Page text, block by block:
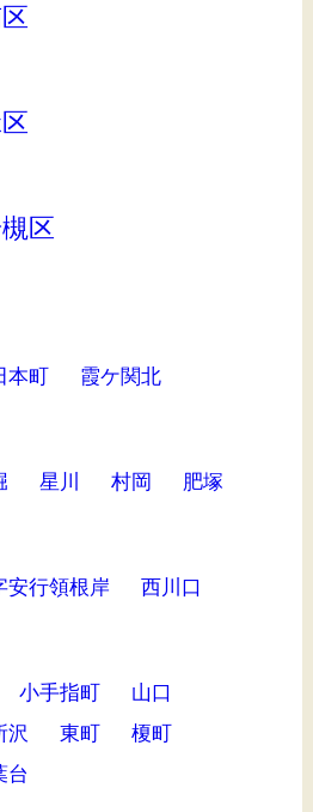
区
本町 霞ケ関北
星川 村岡 肥塚
安行領根岸 西川口
小手指町
山口
沢 東町
榎町
台